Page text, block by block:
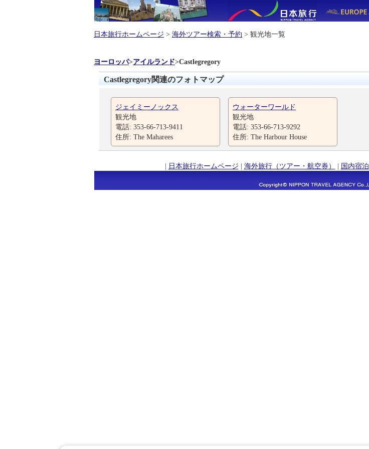
日本旅行ホームページ > 海外ツアー検索・予約 > 観光地一覧
ヨーロッパ>アイルランド>Castlegregory
Castlegregory関連のフォトマップ
ジェイミーノックス
観光地
電話: 353-66-713-9411
住所: The Maharees
ウォーターワールド
観光地
電話: 353-66-713-9292
住所: The Harbour House
| 日本旅行ホームページ | 海外旅行（ツアー・航空券） | 国内宿泊